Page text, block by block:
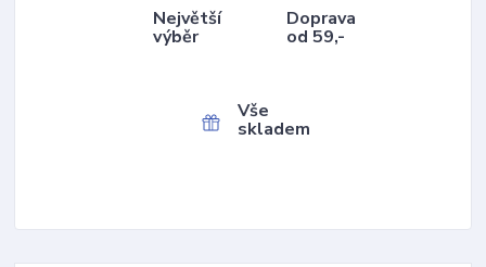
Největší
výběr
Doprava
od 59,-
Vše
skladem